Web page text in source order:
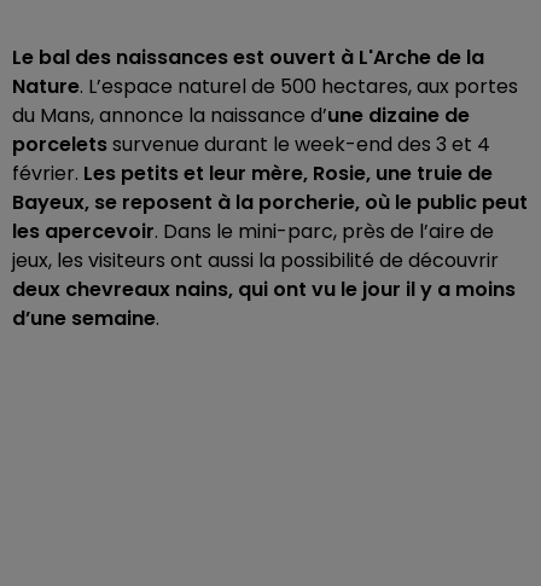
Le bal des naissances est ouvert à L'Arche de la
Nature. L’espace naturel de 500 hectares, aux portes
du Mans, annonce la naissance d’une dizaine de
porceletssurvenue durant le week-end des 3 et 4
février. Les petits et leur mère, Rosie, une truie de
Bayeux, se reposent à la porcherie, où le public peut
les apercevoir. Dans le mini-parc, près de l’aire de
jeux, les visiteurs ont aussi la possibilité de découvrir
deux chevreaux nains, qui ont vu le jour il y a moins
d’une semaine.